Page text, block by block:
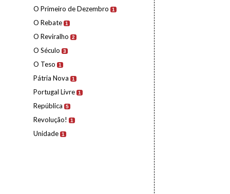
O Primeiro de Dezembro 1
O Rebate 1
O Reviralho 2
O Século 3
O Teso 1
Pátria Nova 1
Portugal Livre 1
República 5
Revolução! 1
Unidade 1